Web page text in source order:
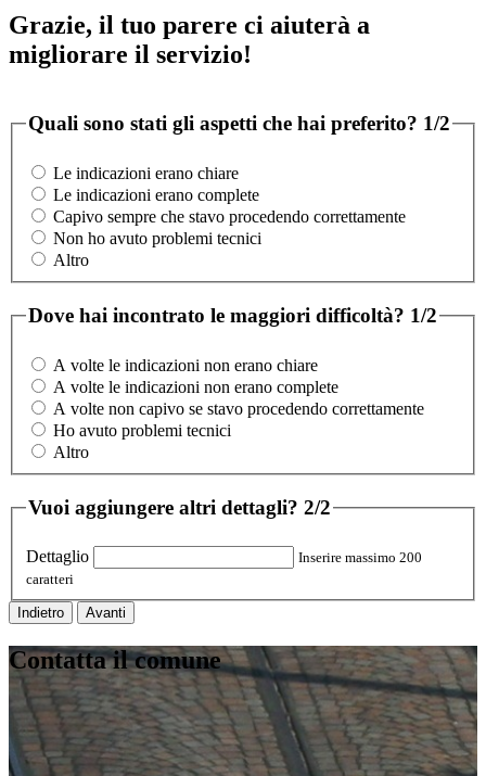
Grazie, il tuo parere ci aiuterà a
migliorare il servizio!
Quali sono stati gli aspetti che hai preferito? 1/2
Le indicazioni erano chiare
Le indicazioni erano complete
Capivo sempre che stavo procedendo correttamente
Non ho avuto problemi tecnici
Altro
Dove hai incontrato le maggiori difficoltà? 1/2
A volte le indicazioni non erano chiare
A volte le indicazioni non erano complete
A volte non capivo se stavo procedendo correttamente
Ho avuto problemi tecnici
Altro
Vuoi aggiungere altri dettagli? 2/2
Dettaglio
Inserire massimo 200
caratteri
Indietro Avanti
Contatta il comune